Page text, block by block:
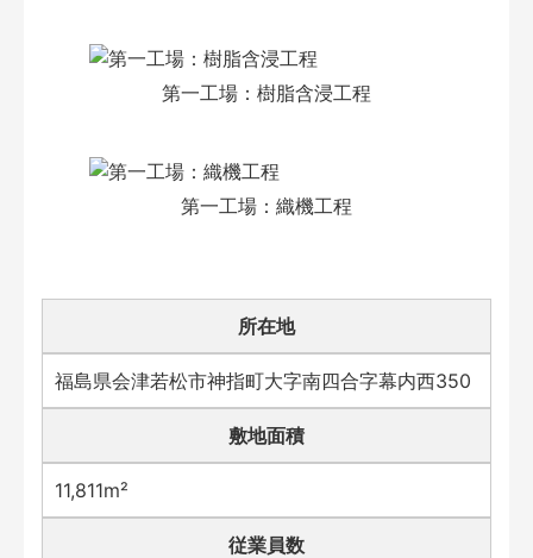
第一工場：樹脂含浸工程
第一工場：織機工程
所在地
福島県会津若松市神指町大字南四合字幕内西350
敷地面積
11,811m²
従業員数